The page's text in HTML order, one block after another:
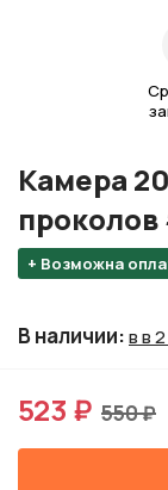
+ Возможна
Камера
В наличии:в в
523 ₽ 550 ₽